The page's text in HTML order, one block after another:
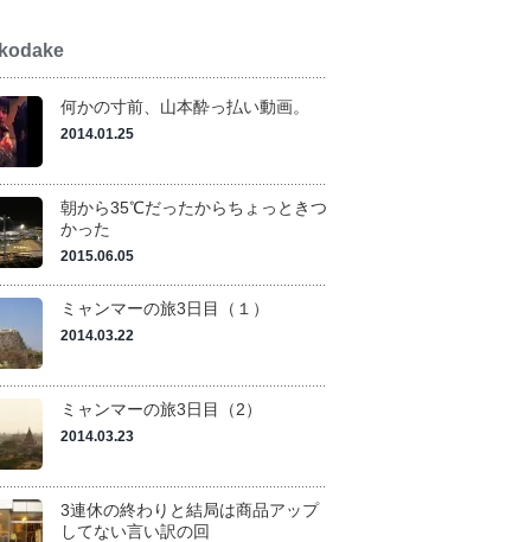
何かの寸前、山本酔っ払い動画。
2014.01.25
朝から35℃だったからちょっときつ
かった
2015.06.05
ミャンマーの旅3日目（１）
2014.03.22
ミャンマーの旅3日目（2）
2014.03.23
3連休の終わりと結局は商品アップ
してない言い訳の回